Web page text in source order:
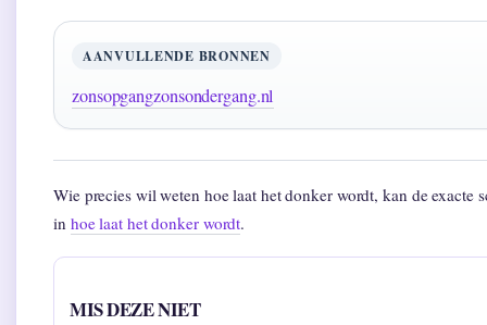
AANVULLENDE BRONNEN
zonsopgangzonsondergang.nl
Wie precies wil weten hoe laat het donker wordt, kan de exacte
in hoe laat het donker wordt.
MIS DEZE NIET